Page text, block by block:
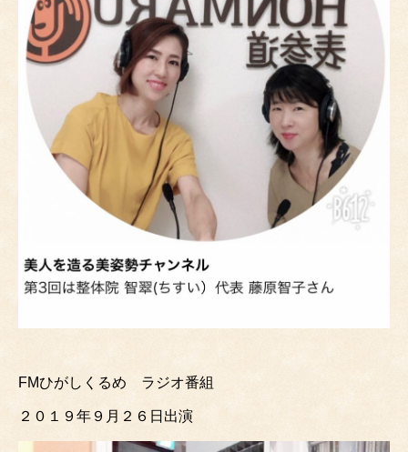
FMひがしくるめ ラジオ番組
２０１９年９月２６日出演